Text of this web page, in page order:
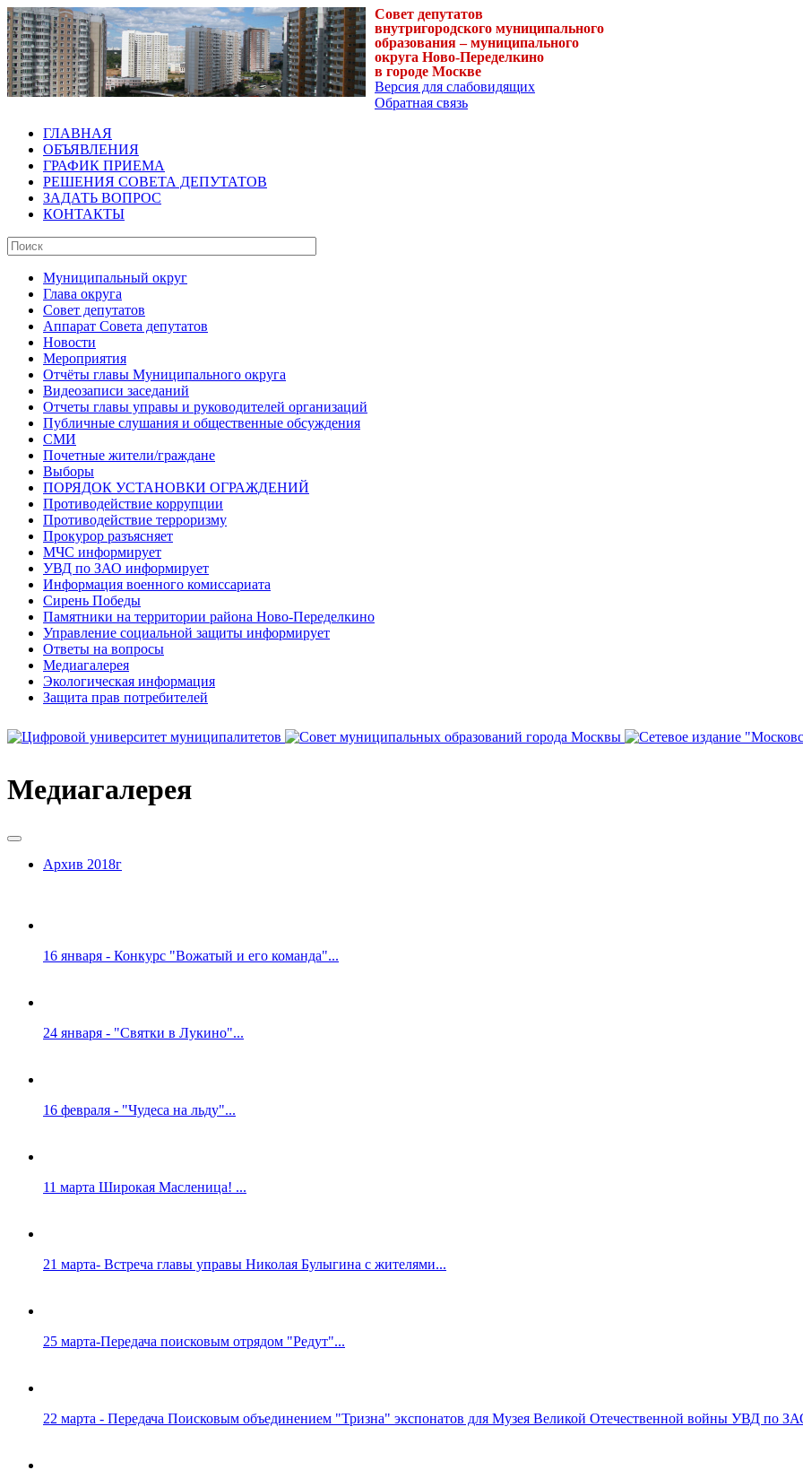
Совет депутатов
внутригородского муниципального
образования – муниципального
округа Ново-Переделкино
в городе Москве
Версия для слабовидящих
Обратная связь
ГЛАВНАЯ
ОБЪЯВЛЕНИЯ
ГРАФИК ПРИЕМА
РЕШЕНИЯ СОВЕТА ДЕПУТАТОВ
ЗАДАТЬ ВОПРОС
КОНТАКТЫ
Муниципальный округ
Глава округа
Совет депутатов
Аппарат Совета депутатов
Новости
Мероприятия
Отчёты главы Муниципального округа
Видеозаписи заседаний
Отчеты главы управы и руководителей организаций
Публичные слушания и общественные обсуждения
СМИ
Почетные жители/граждане
Выборы
ПОРЯДОК УСТАНОВКИ ОГРАЖДЕНИЙ
Противодействие коррупции
Противодействие терроризму
Прокурор разъясняет
МЧС информирует
УВД по ЗАО информирует
Информация военного комиссариата
Сирень Победы
Памятники на территории района Ново-Переделкино
Управление социальной защиты информирует
Ответы на вопросы
Медиагалерея
Экологическая информация
Защита прав потребителей
Медиагалерея
Архив 2018г
16 января - Конкурс "Вожатый и его команда"...
24 января - "Святки в Лукино"...
16 февраля - "Чудеса на льду"...
11 марта Широкая Масленица! ...
21 марта- Встреча главы управы Николая Булыгина с жителями...
25 марта-Передача поисковым отрядом "Редут"...
22 марта - Передача Поисковым объединением "Тризна" экспонатов для Музея Великой Отечественной войны УВД по